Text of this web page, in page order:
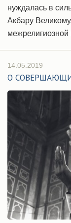
нуждалась в
Акбару
межрелигиозной
14.05.2019
О